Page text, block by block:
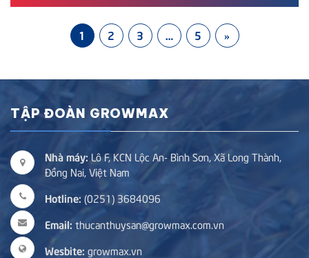
1 2 3 … 5 »
TẬP ĐOÀN GROWMAX
Nhà máy: Lô F, KCN Lộc An- Bình Sơn, Xã Long Thành,
Đồng Nai, Việt Nam
Hotline: (0251) 3684096
Email: thucanthuysan@growmax.com.vn
Wesbite: growmax.vn